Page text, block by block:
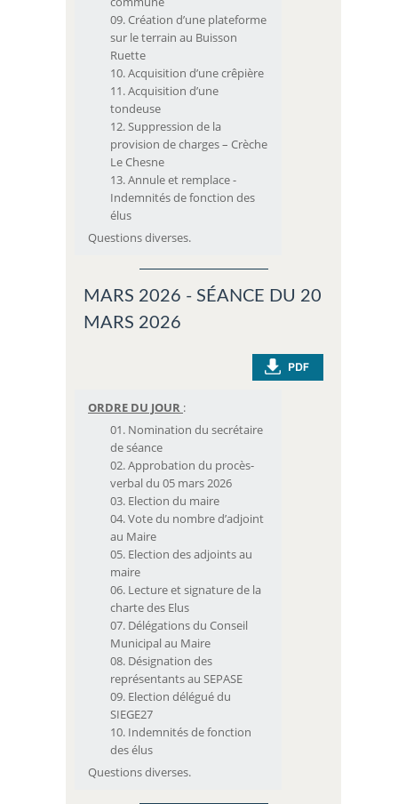
Création d’une plateforme
sur le terrain au Buisson
Ruette
Acquisition d’une crêpière
Acquisition d’une
tondeuse
Suppression de la
provision de charges – Crèche
Le Chesne
Annule et remplace -
Indemnités de fonction des
élus
Questions diverses.
MARS 2026 - SÉANCE DU 20
MARS 2026
ORDRE DU JOUR :
Nomination du secrétaire
de séance
Approbation du procès-
verbal du 05 mars 2026
Election du maire
Vote du nombre d’adjoint
au Maire
Election des adjoints au
maire
Lecture et signature de la
charte des Elus
Délégations du Conseil
Municipal au Maire
Désignation des
représentants au SEPASE
Election délégué du
SIEGE27
Indemnités de fonction
des élus
Questions diverses.